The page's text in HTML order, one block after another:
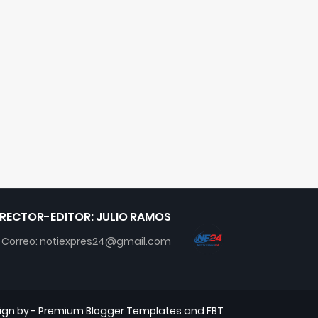
EDITOR: JULIO RAMOS
Correo: notiexpres24@gmail.com
by -Premium Blogger Templates and FBT